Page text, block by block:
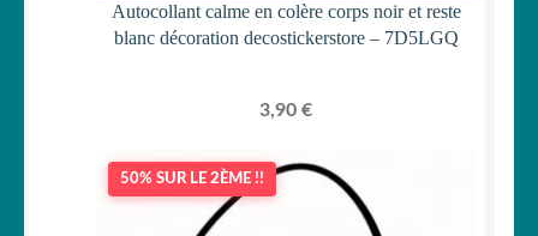
Autocollant calme en colère corps noir et reste
blanc décoration decostickerstore – 7D5LGQ
3,90 €
50% SUR LE 2ÈME !!